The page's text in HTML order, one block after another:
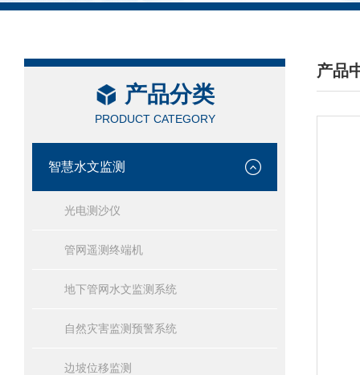
产品分类
PRODUCT CATEGORY
智慧水文监测
光电测沙仪
管网遥测终端机
地下管网水文监测系统
自然灾害监测预警系统
边坡位移监测
产品
/